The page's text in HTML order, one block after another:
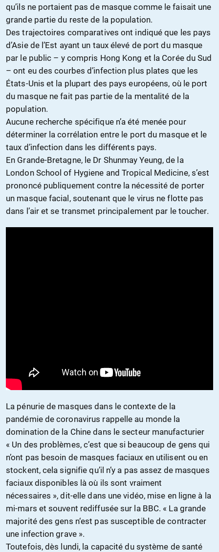
qu’ils ne portaient pas de masque comme le faisait une
grande partie du reste de la population.
Des trajectoires comparatives ont indiqué que les pays
d’Asie de l’Est ayant un tauxélevé de port dumasque
par le public – y compris Hong Kong et la Corée du Sud
– ont eu des courbes d’infection plus plates que les
États-Unis et la plupart des pays européens, où le port
du masque ne fait pas partie de la mentalité de la
population.
Aucune recherche spécifique n’a été menée pour
déterminer la corrélation entre le port du masque et le
taux d’infection dans les différents pays.
En Grande-Bretagne, le Dr Shunmay Yeung, de la
London School of Hygiene and Tropical Medicine, s’est
prononcé publiquement contre la nécessité de porter
un masque facial, soutenant que le virus ne flotte pas
dans l’air et se transmet principalement par le toucher.
La pénurie de masques dans le contexte de la
pandémie de coronavirus rappelle au monde la
domination de la Chine dans le secteur manufacturier
« Un des problèmes, c’est que si beaucoup de gens qui
n’ont pas besoin de masques faciaux en utilisent ou en
stockent, cela signifie qu’il n’y a pas assez de masques
faciaux disponibles là où ils sont vraiment
nécessaires », dit-elle dans une vidéo, mise en ligne à la
mi-mars et souvent rediffusée sur la BBC. « La grande
majorité des gens n‘est pas susceptible de contracter
une infection grave ».
Toutefois, dès lundi, la capacité du système de santé